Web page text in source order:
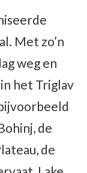
Met zo’n
weg en
het Triglav
de
de